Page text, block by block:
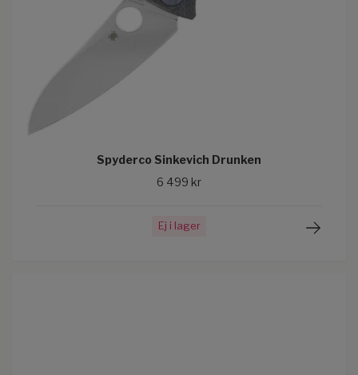
Spyderco Sinkevich Drunken
6 499 kr
Ej i lager